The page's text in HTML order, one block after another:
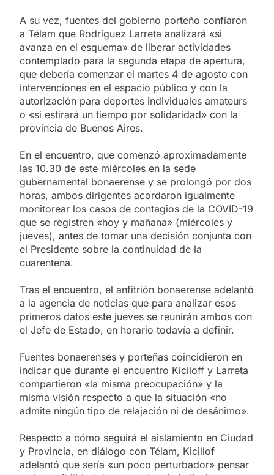
A su vez, fuentes del gobierno porteño confiaron
a Télam que Rodríguez Larreta analizará «si
avanza en el esquema» de liberar actividades
contemplado para la segunda etapa de apertura,
que debería comenzar el martes 4 de agosto con
intervenciones en el espacio público y con la
autorización para deportes individuales amateurs
o «si estirará un tiempo por solidaridad» con la
provincia de Buenos Aires.
En el encuentro, que comenzó aproximadamente
las 10.30 de este miércoles en la sede
gubernamental bonaerense y se prolongó por dos
horas, ambos dirigentes acordaron igualmente
monitorear los casos de contagios de la COVID-19
que se registren «hoy y mañana» (miércoles y
jueves), antes de tomar una decisión conjunta con
el Presidente sobre la continuidad de la
cuarentena.
Tras el encuentro, el anfitrión bonaerense adelantó
a la agencia de noticias que para analizar esos
primeros datos este jueves se reunirán ambos con
el Jefe de Estado, en horario todavía a definir.
Fuentes bonaerenses y porteñas coincidieron en
indicar que durante el encuentro Kiciloff y Larreta
compartieron «la misma preocupación» y la
misma visión respecto a que la situación «no
admite ningún tipo de relajación ni de desánimo».
Respecto a cómo seguirá el aislamiento en Ciudad
y Provincia, en diálogo con Télam, Kicillof
adelantó que sería «un poco perturbador» pensar